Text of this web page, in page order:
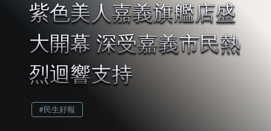
紫色美人嘉義旗艦店盛
大開幕 深受嘉義市民熱
烈迴響支持
#民生好報